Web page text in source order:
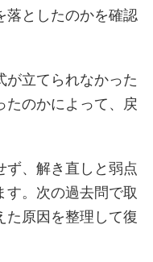
落としたのかを確認
立てられなかった
たのかによって、戻
、解き直しと弱点
す。次の過去問で取
た原因を整理して復